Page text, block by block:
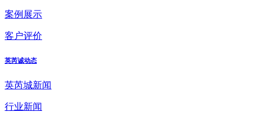
案例展示
客户评价
英芮诚动态
英芮城新闻
行业新闻